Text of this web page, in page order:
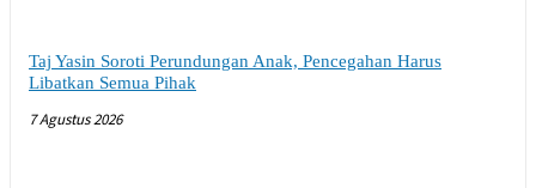
Taj Yasin Soroti Perundungan Anak, Pencegahan Harus
Libatkan Semua Pihak
7 Agustus 2026